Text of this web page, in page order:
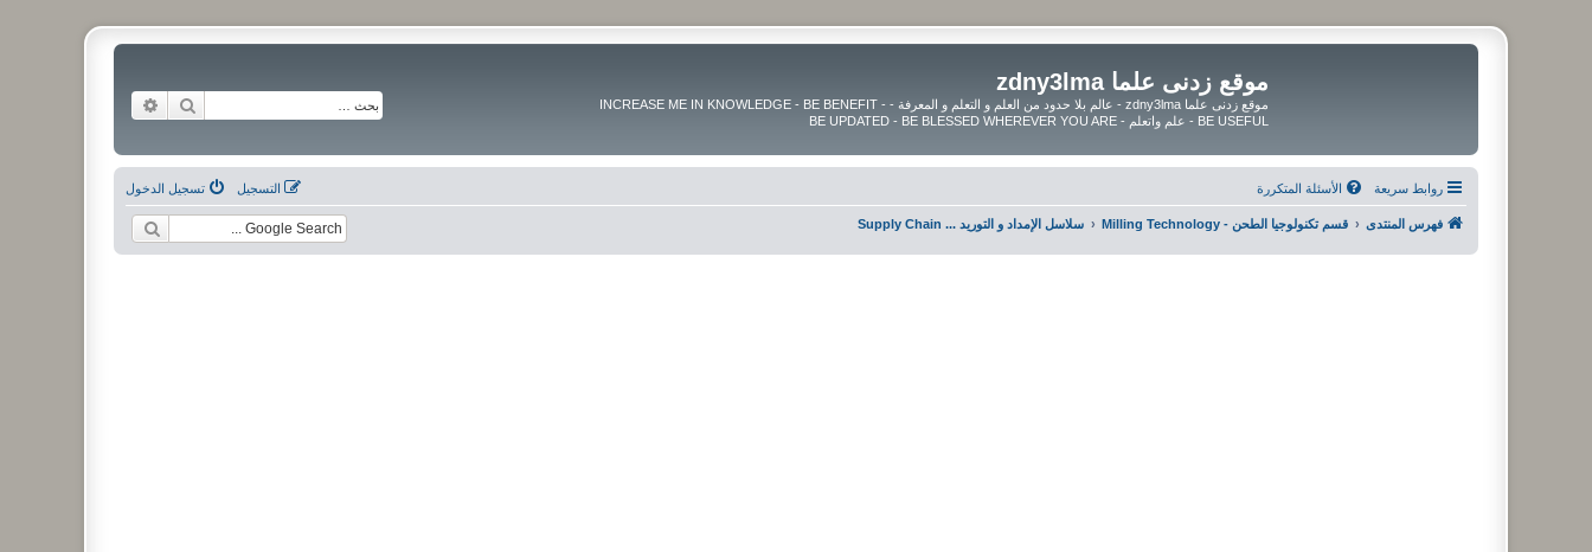
موقع زدنى علما zdny3lma
موقع زدنى علما zdny3lma - عالم بلا حدود من العلم و التعلم و المعرفة - INCREASE ME IN KNOWLEDGE - BE BENEFIT -
BE USEFUL - علم واتعلم - BE UPDATED - BE BLESSED WHEREVER YOU ARE
بحث
روابط سريعة الأسئلة المتكررة تسجيل الدخول التسجيل
فهرس المنتدى قسم تكنولوجيا الطحن - Milling Technology سلاسل الإمداد و التوريد ... Supply Chain